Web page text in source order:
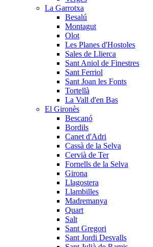
La Garrotxa
Besalú
Montagut
Olot
Les Planes d'Hostoles
Sales de Llierca
Sant Aniol de Finestres
Sant Ferriol
Sant Joan les Fonts
Tortellà
La Vall d'en Bas
El Gironès
Bescanó
Bordils
Canet d'Adri
Cassà de la Selva
Cervià de Ter
Fornells de la Selva
Girona
Llagostera
Llambilles
Madremanya
Quart
Salt
Sant Gregori
Sant Jordi Desvalls